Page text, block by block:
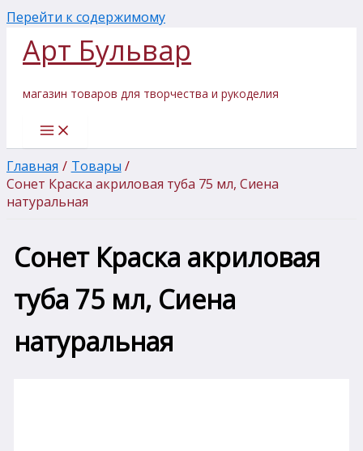
Перейти к содержимому
Арт Бульвар
магазин товаров для творчества и рукоделия
Главная
Товары
Сонет Краска акриловая туба 75 мл, Сиена
натуральная
Сонет Краска акриловая
туба 75 мл, Сиена
натуральная